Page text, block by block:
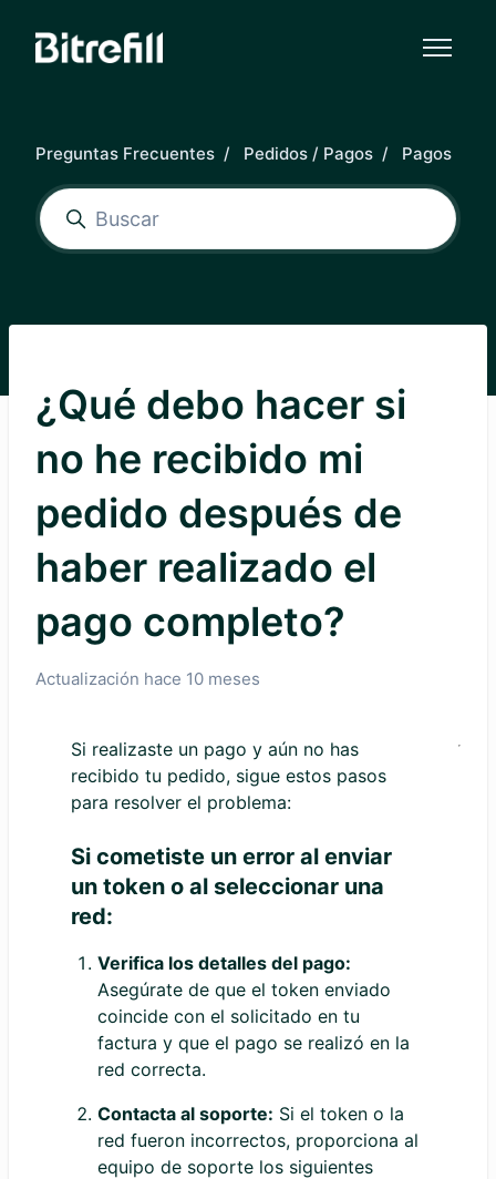
Preguntas Frecuentes Pedidos / Pagos Pagos
¿Qué debo hacer si
no he recibido mi
pedido después de
haber realizado el
pago completo?
Actualización hace 10 meses
Si realizaste un pago y aún no has
recibido tu pedido, sigue estos pasos
para resolver el problema:
Si cometiste un error al enviar
un token o al seleccionar una
red:
Verifica los detalles del pago:
Asegúrate de que el token enviado
coincide con el solicitado en tu
factura y que el pago se realizó en la
red correcta.
Contacta al soporte: Si el token o la
red fueron incorrectos, proporciona al
equipo de soporte los siguientes